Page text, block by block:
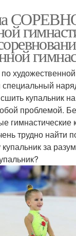
купальник
проблемой.
гимнастические
трудно найти
за